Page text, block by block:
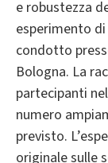
e robustezza
esperimento
condotto
Bologna. La
partecipanti
numero
previsto.
originale sulle